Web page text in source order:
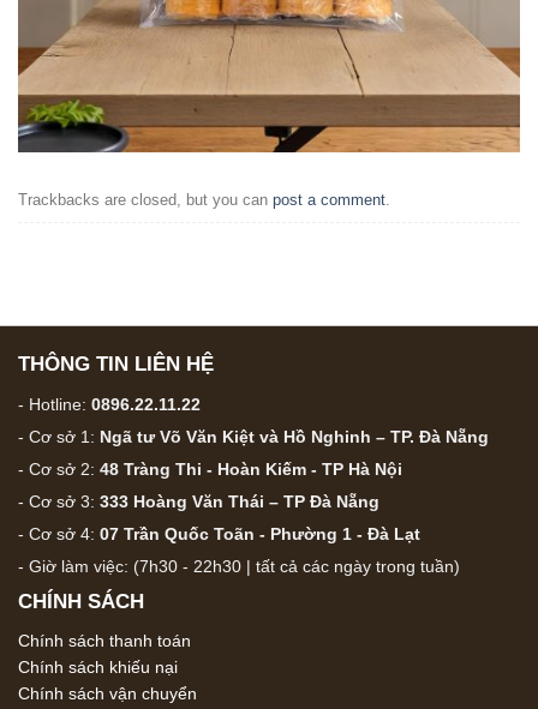
Trackbacks are closed, but you can post a comment.
THÔNG TIN LIÊN HỆ
- Hotline: 0896.22.11.22
- Cơ sở 1: Ngã tư Võ Văn Kiệt và Hồ Nghinh – TP. Đà Nẵng
- Cơ sở 2: 48 Tràng Thi - Hoàn Kiếm - TP Hà Nội
- Cơ sở 3: 333 Hoàng Văn Thái – TP Đà Nẵng
- Cơ sở 4: 07 Trần Quốc Toãn - Phường 1 - Đà Lạt
- Giờ làm việc: (7h30 - 22h30 | tất cả các ngày trong tuần)
CHÍNH SÁCH
Chính sách thanh toán
Chính sách khiếu nại
Chính sách vận chuyển